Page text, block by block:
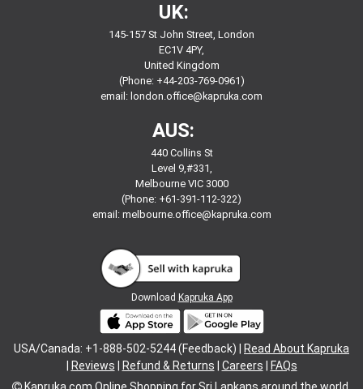
UK:
145-157 St John Street, London
EC1V 4PY,
United Kingdom
(Phone: +44-203-769-0961)
email: london.office@kapruka.com
AUS:
440 Collins St
Level 9,#331,
Melbourne VIC 3000
(Phone: +61-391-112-322)
email: melbourne.office@kapruka.com
Download Kapruka App
USA/Canada: +1-888-502-5244 (Feedback) |
Read About Kapruka
Reviews Refund & Returns Careers
FAQs
Kapruka.com Online Shopping forSri Lankans around the world.